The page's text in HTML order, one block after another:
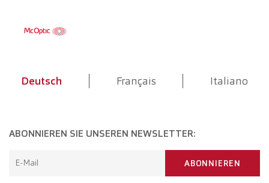
Deutsch Français Italiano
ABONNIEREN SIE UNSEREN NEWSLETTER:
E-Mail ABONNIEREN